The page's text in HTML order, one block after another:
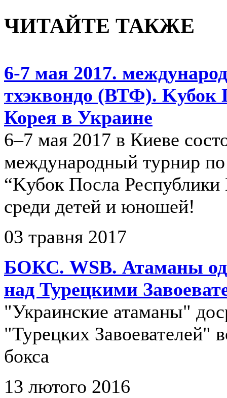
ЧИТАЙТЕ ТАКЖЕ
6-7 мая 2017.
тхэквондо (ВТФ). Kубок
Корея в Украине
6–7 мая 2017 в Киеве
международный турнир
“Kубок Посла Республики
среди детей и юношей!
03 травня 2017
БОКС. WSB. Атаманы
над Турецкими
"Украинские атаманы"
"Турецких Завоевателей"
бокса
13 лютого 2016